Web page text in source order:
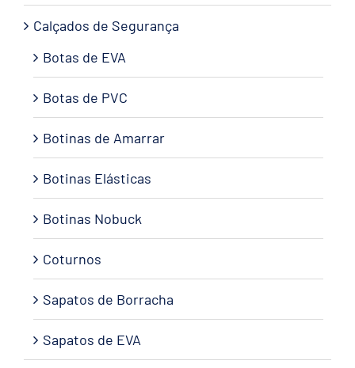
Calçados de Segurança
Botas de EVA
Botas de PVC
Botinas de Amarrar
Botinas Elásticas
Botinas Nobuck
Coturnos
Sapatos de Borracha
Sapatos de EVA